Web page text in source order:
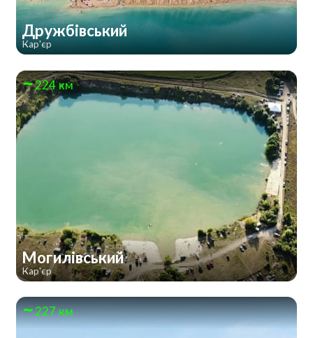
Дружбівський
Кар'єр
224 км
Могилівський
Кар'єр
227 км